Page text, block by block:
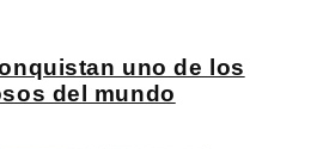
uno de los
del mundo